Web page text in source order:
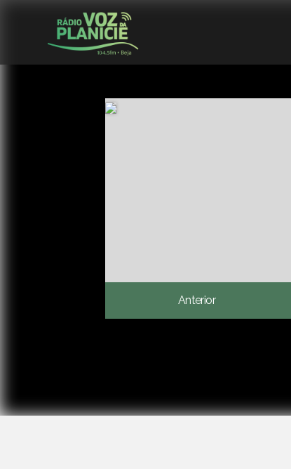
Anterior